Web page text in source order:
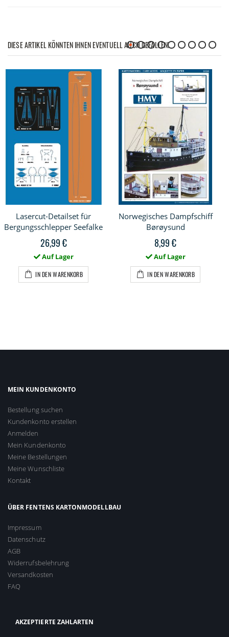
DIESE ARTIKEL KÖNNTEN IHNEN EVENTUELL AUCH GEFALLEN!
Lasercut-Detailset für
Bergungsschlepper Seefalke
26,99 €
Auf Lager
IN DEN WARENKORB
Norwegisches Dampfschiff
Børøysund
8,99 €
Auf Lager
IN DEN WARENKORB
MEIN KUNDENKONTO
Bestellung suchen
Kundenkonto erstellen
Anmelden
Mein Kundenkonto
Meine Bestellungen
Meine Wunschliste
Kontakt
ÜBER FENTENS KARTONMODELLBAU
Impressum
Datenschutz
AGB
Widerrufsbelehrung
Versandkosten
FAQ
AKZEPTIERTE ZAHLARTEN